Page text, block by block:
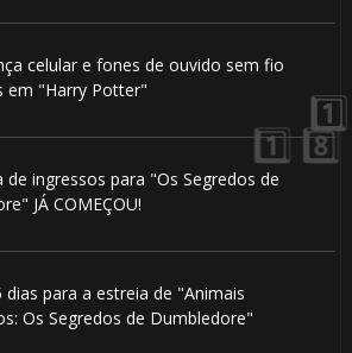
celular e fones de ouvido sem fio
em "Harry Potter"
de ingressos para "Os Segredos de
JÁ COMEÇOU!
dias para a estreia de "Animais
Os Segredos de Dumbledore"